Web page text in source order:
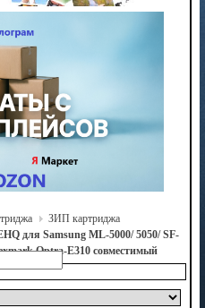
ЗИП картриджа
для Samsung ML-5000/ 5050/ SF-
Optra-E310 совместимый